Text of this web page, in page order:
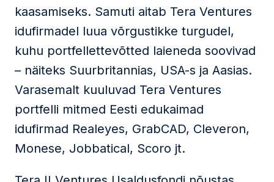
kaasamiseks. Samuti aitab Tera Ventures
idufirmadel luua võrgustikke turgudel,
kuhu portfellettevõtted laieneda soovivad
– näiteks Suurbritannias, USA-s ja Aasias.
Varasemalt kuuluvad Tera Ventures
portfelli mitmed Eesti edukaimad
idufirmad Realeyes, GrabCAD, Cleveron,
Monese, Jobbatical, Scoro jt.